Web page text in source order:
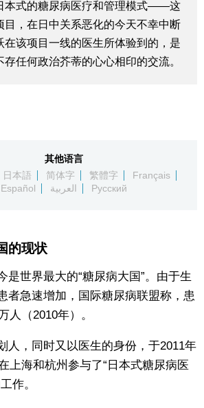
SNS
本式的糖尿病医疗和管理模式——这
目，在日中关系恶化的今天不幸中断
在该项目一线的医生所体验到的，是
任何政治芥蒂的心心相印的交流。
其他语言
日本語 简体字 繁體字
Français
Español
العربية Русский
的现状
是世界最大的“糖尿病大国”。由于生
者急速增加，国际糖尿病联盟称，患
人（2010年）。
人，同时又以医生的身份，于2011年
上海和杭州参与了“日本式糖尿病医
作。